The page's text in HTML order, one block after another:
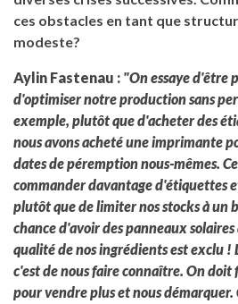
ces obstacles en tant que
modeste?
Aylin Fastenau : "On essaye d'être
d'optimiser notre production sans
exemple, plutôt que d'acheter des
nous avons acheté une imprimante
dates de péremption nous-mêmes.
commander davantage d'étiquettes
plutôt que de limiter nos stocks à un
chance d'avoir des panneaux
qualité de nos ingrédients est exclu !
c'est de nous faire connaître. On
pour vendre plus et nous démarquer.